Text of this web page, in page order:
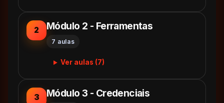
2 Módulo 2 - Ferramentas
7 aulas
Ver aulas (7)
3 Módulo 3 - Credenciais